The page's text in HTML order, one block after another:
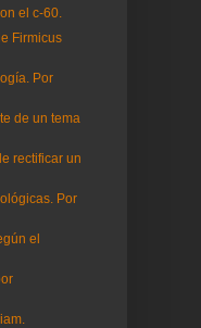
el c-60.
Firmicus
Por
de un tema
rectificar un
Por
el